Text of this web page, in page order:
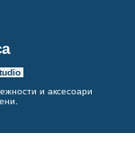
и аксесоари